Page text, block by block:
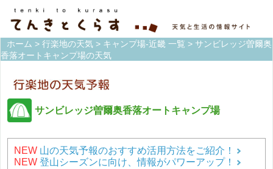
ホーム > 行楽地の天気 > キャンプ場-近畿 一覧 > サンビレッジ曽爾奥
香落オートキャンプ場の天気
サンビレッジ曽爾奥香落オートキャンプ場
NEW 山の天気予報のおすすめ活用方法をご紹介！
NEW 登山シーズンに向け、情報がパワーアップ！